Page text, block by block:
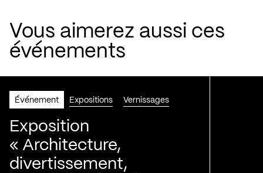
Vous aimerez aussi ces
événements
Événement Expositions Vernissages
Exposition
« Architecture,
divertissement,